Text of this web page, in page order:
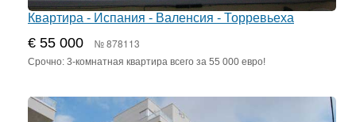
Квартира - Испания - Валенсия - Торревьеха
€ 55 000 № 878113
Срочно: 3-комнатная квартира всего за 55 000 евро!